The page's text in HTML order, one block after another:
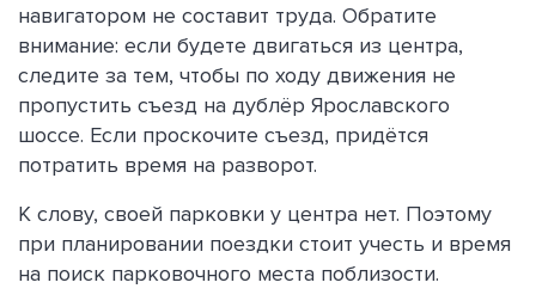
навигатором не составит труда. Обратите
внимание: если будете двигаться из центра,
следите за тем, чтобы по ходу движения не
пропустить съезд на дублёр Ярославского
шоссе. Если проскочите съезд, придётся
потратить время на разворот.
К слову, своей парковки у центра нет. Поэтому
при планировании поездки стоит учесть и время
на поиск парковочного места поблизости.